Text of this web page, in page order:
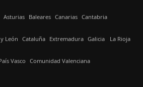
Asturias Baleares Canarias Cantabria
León Cataluña Extremadura Galicia La Rioja
Vasco Comunidad Valenciana